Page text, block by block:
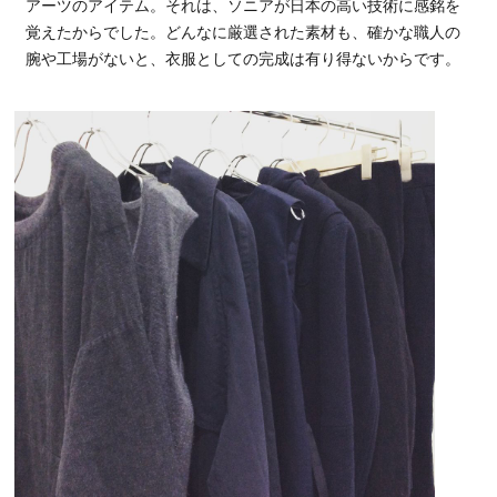
アーツのアイテム。それは、ソニアが日本の高い技術に感銘を
覚えたからでした。どんなに厳選された素材も、確かな職人の
腕や工場がないと、衣服としての完成は有り得ないからです。